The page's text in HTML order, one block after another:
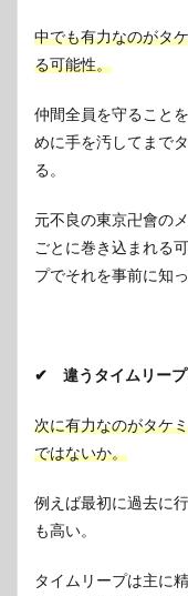
中でも有力なのがタ
る可能性。
仲間全員を守ること
めに手を汚してまで
る。
元不良の東京卍會の
ごとに巻き込まれる
プでそれを事前に知
✔ 違うタイムリープ
次に有力なのがタケ
ではないか。
例えば最初に過去に
も高い。
タイムリープは主に